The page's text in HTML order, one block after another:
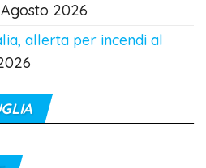
2026
allerta per incendi al